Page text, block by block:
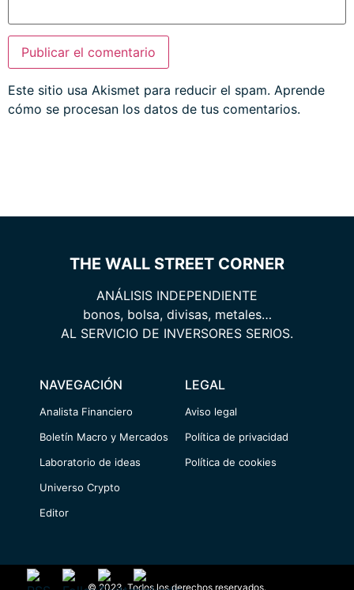
Este sitio usa Akismet para reducir el spam. Aprende
cómo se procesan los datos de tus comentarios.
THE WALL STREET CORNER
ANÁLISIS INDEPENDIENTE
bonos, bolsa, divisas, metales…
AL SERVICIO DE INVERSORES SERIOS.
NAVEGACIÓN
Analista Financiero
Boletín Macro y Mercados
Laboratorio de ideas
Universo Crypto
Editor
LEGAL
Aviso legal
Política de privacidad
Política de cookies
© 2023. Todos los derechos reservados.